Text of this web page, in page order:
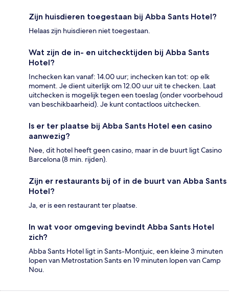
Zijn huisdieren toegestaan bij Abba Sants Hotel?
Helaas zijn huisdieren niet toegestaan.
Wat zijn de in- en uitchecktijden bij Abba Sants
Hotel?
Inchecken kan vanaf: 14.00 uur; inchecken kan tot: op elk
moment. Je dient uiterlijk om 12.00 uur uit te checken. Laat
uitchecken is mogelijk tegen een toeslag (onder voorbehoud
van beschikbaarheid). Je kunt contactloos uitchecken.
Is er ter plaatse bij Abba Sants Hotel een casino
aanwezig?
Nee, dit hotel heeft geen casino, maar in de buurt ligt Casino
Barcelona (8 min. rijden).
Zijn er restaurants bij of in de buurt van Abba Sants
Hotel?
Ja, er is een restaurant ter plaatse.
In wat voor omgeving bevindt Abba Sants Hotel
zich?
Abba Sants Hotel ligt in Sants-Montjuic, een kleine 3 minuten
lopen van Metrostation Sants en 19 minuten lopen van Camp
Nou.